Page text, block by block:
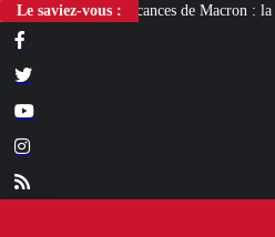
Le saviez-vous :
: la charge de la dette s’alourdit